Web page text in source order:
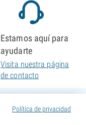
Política de privacidad
Estamos aquí para
ayudarte
Visita nuestra página
de contacto